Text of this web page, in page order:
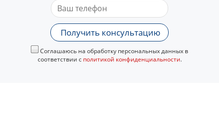
Получить консультацию
Соглашаюсь на обработку персональных данных в
соответствии с политикой конфиденциальности.